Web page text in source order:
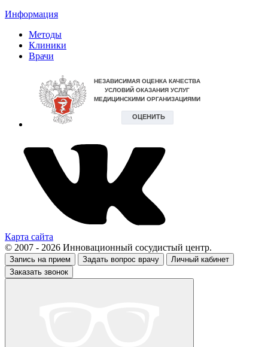
Информация
Методы
Клиники
Врачи
Карта сайта
© 2007 - 2026 Инновационный сосудистый центр.
Запись на прием Задать вопрос врачу
Личный кабинет
Заказать звонок